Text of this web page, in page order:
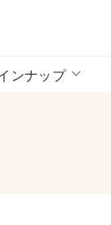
ンナップ